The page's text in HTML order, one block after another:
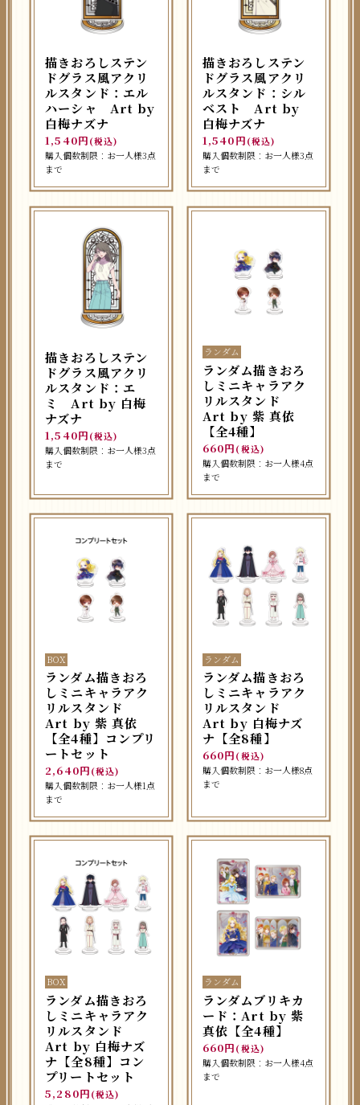
描きおろしステン
ドグラス風アクリ
ルスタンド：エル
ハーシャ Art by
白梅ナズナ
1,540円 (税込)
購入個数制限：お一人様3点
まで
描きおろしステン
ドグラス風アクリ
ルスタンド：シル
ベスト Art by
白梅ナズナ
1,540円 (税込)
購入個数制限：お一人様3点
まで
描きおろしステン
ドグラス風アクリ
ルスタンド：エ
ミ Art by 白梅
ナズナ
1,540円 (税込)
購入個数制限：お一人様3点
まで
ランダム
ランダム描きおろ
しミニキャラアク
リルスタンド
Art by 紫 真依
【全4種】
660円 (税込)
購入個数制限：お一人様4点
まで
BOX
ランダム描きおろ
しミニキャラアク
リルスタンド
Art by 紫 真依
【全4種】コンプリ
ートセット
2,640円 (税込)
購入個数制限：お一人様1点
まで
ランダム
ランダム描きおろ
しミニキャラアク
リルスタンド
Art by 白梅ナズ
ナ【全8種】
660円 (税込)
購入個数制限：お一人様8点
まで
BOX
ランダム描きおろ
しミニキャラアク
リルスタンド
Art by 白梅ナズ
ナ【全8種】コン
プリートセット
5,280円 (税込)
ランダム
ランダムブリキカ
ード：Art by 紫
真依【全4種】
660円 (税込)
購入個数制限：お一人様4点
まで